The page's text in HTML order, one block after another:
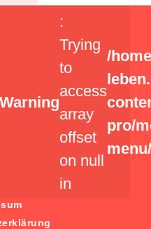
:
Trying
to
access
array
offset
on null
in
/
pro/